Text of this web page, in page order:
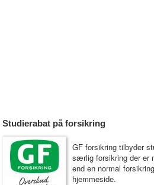
Studierabat på forsikring
GF forsikring tilbyder
særlig forsikring der er
end en normal
hjemmeside.